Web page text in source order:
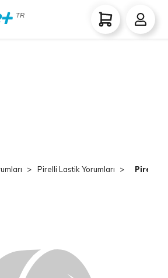
TR
Pirelli Lastik Yorumları Pirelli